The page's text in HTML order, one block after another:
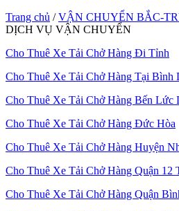
Trang chủ / VẬN CHUYỂN BẮC-
DỊCH VỤ VẬN CHUYỂN
Cho Thuê Xe Tải Chở Hàng Đi Tỉnh
Cho Thuê Xe Tải Chở Hàng Tại Bình
Cho Thuê Xe Tải Chở Hàng Bến Lức
Cho Thuê Xe Tải Chở Hàng Đức Hòa
Cho Thuê Xe Tải Chở Hàng Huyện
Cho Thuê Xe Tải Chở Hàng Quận 12
Cho Thuê Xe Tải Chở Hàng Quận